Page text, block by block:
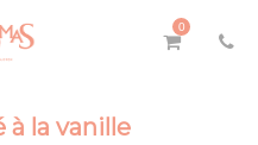
0
à la vanille